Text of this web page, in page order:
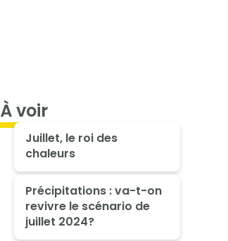
À voir
Juillet, le roi des
chaleurs
Précipitations : va-t-on
revivre le scénario de
juillet 2024?